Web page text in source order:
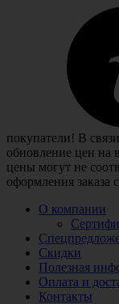
покупатели! В
обновление цен на
цены могут не
оформления заказа
О компании
Скидки
Полезная
Оплата и
Контакты